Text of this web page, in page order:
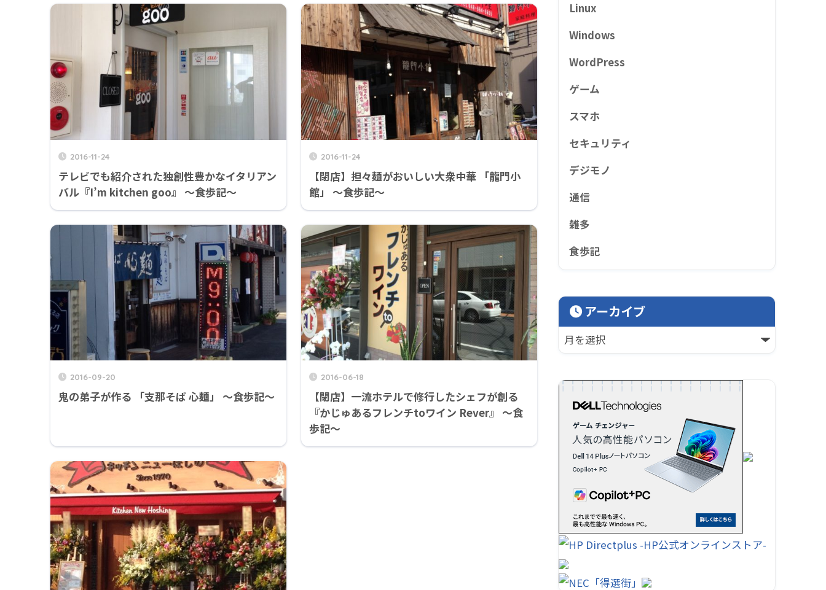
2016-11-24
テレビでも紹介された独創性豊かなイタリアン
バル『I’m kitchen goo』 ～食歩記～
2016-11-24
【閉店】担々麺がおいしい大衆中華 「龍門小
館」 ～食歩記～
2016-09-20
鬼の弟子が作る 「支那そば 心麺」 ～食歩記～
2016-06-18
【閉店】一流ホテルで修行したシェフが創る
『かじゅあるフレンチtoワイン Rever』 ～食
歩記～
Linux
Windows
WordPress
ゲーム
スマホ
セキュリティ
デジモノ
通信
雑多
食歩記
アーカイブ